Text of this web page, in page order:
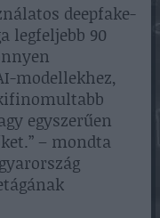
deepfake-
legfeljebb 90
modellekhez,
egyszerűen
– mondta